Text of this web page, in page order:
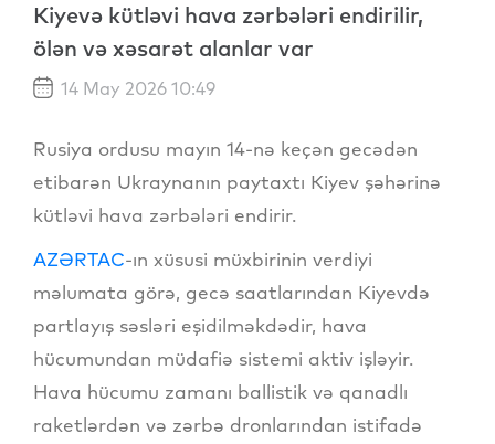
Kiyevə kütləvi hava zərbələri endirilir,
ölən və xəsarət alanlar var
14 May 2026 10:49
Rusiya ordusu mayın 14-nə keçən gecədən
etibarən Ukraynanın paytaxtı Kiyev şəhərinə
kütləvi hava zərbələri endirir.
AZƏRTAC-ın xüsusi müxbirinin verdiyi
məlumata görə, gecə saatlarından Kiyevdə
partlayış səsləri eşidilməkdədir, hava
hücumundan müdafiə sistemi aktiv işləyir.
Hava hücumu zamanı ballistik və qanadlı
raketlərdən və zərbə dronlarından istifadə